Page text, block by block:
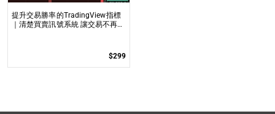
提升交易勝率的TradingView指標
｜清楚買賣訊號系統 讓交易不再靠
$299